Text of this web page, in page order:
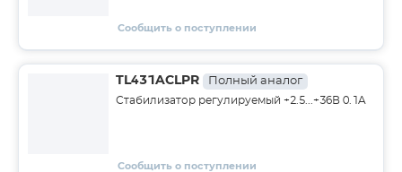
Сообщить о поступлении
TL431ACLPR Полный аналог
Стабилизатор регулируемый +2.5...+36В 0.1A
Сообщить о поступлении